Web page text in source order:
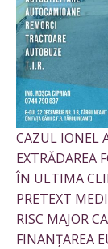
CAZUL IONEL
EXTRĂDAREA
ÎN ULTIMA
PRETEXT
RISC MAJOR
FINANȚAREA